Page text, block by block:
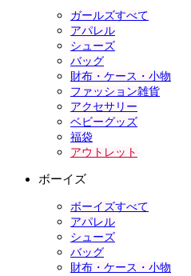
ガールズすべて
アパレル
シューズ
バッグ
財布・ケース・小物
ファッション雑貨
アクセサリー
ベビーグッズ
福袋
アウトレット
ボーイズ
ボーイズすべて
アパレル
シューズ
バッグ
財布・ケース・小物